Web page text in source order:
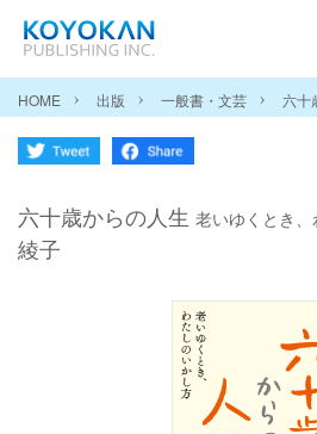
HOME 出版 一般書・文芸 六十
六十歳からの人生 老いゆくとき
綾子